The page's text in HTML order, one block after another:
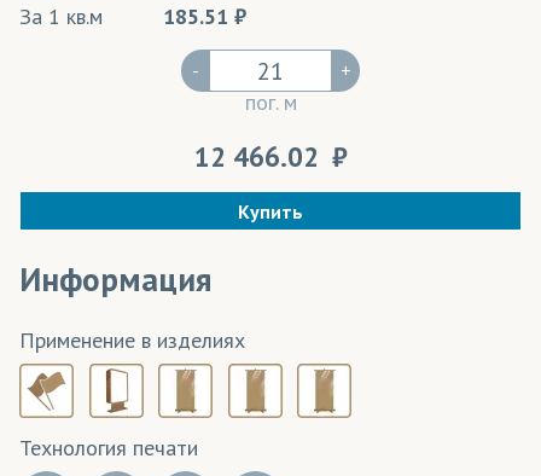
За 1 кв.м
185.51
-
пог. м
+
12 466.02
Купить
Информация
Применение в изделиях
Технология печати